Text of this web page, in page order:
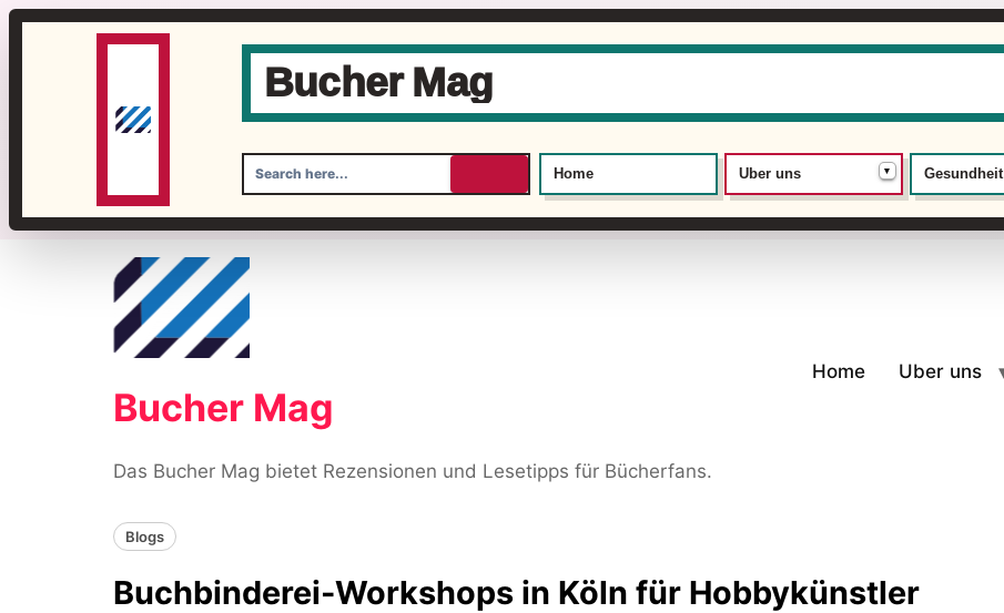
Bucher Mag
Home Uber uns ▾ Gesundheit
Bucher Mag
Das Bucher Mag bietet Rezensionen und Lesetipps für Bücherfans.
Home Uber uns
Blogs
Buchbinderei-Workshops in Köln für Hobbykünstler